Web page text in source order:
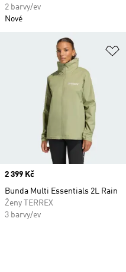
2 barvy/ev
Nové
Price
2 399 Kč
Bunda Multi Essentials 2L Rain
Ženy TERREX
3 barvy/ev